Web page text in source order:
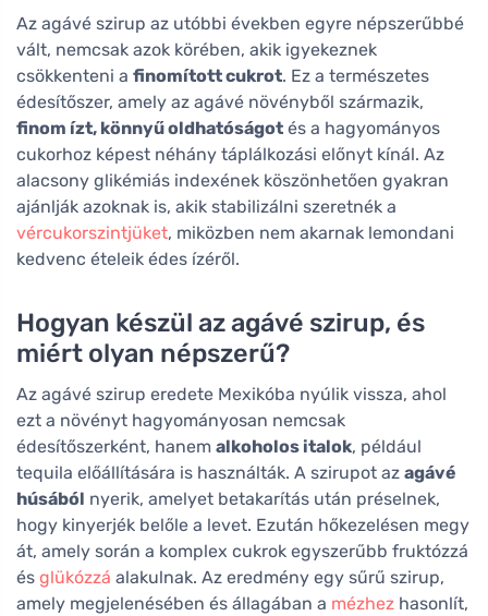
Az agávé szirup az utóbbi években egyre népszerűbbé
vált, nemcsak azok körében, akik igyekeznek
csökkenteni a finomított cukrot. Ez a természetes
édesítőszer, amely az agávé növényből származik,
finom ízt, könnyű oldhatóságot és a hagyományos
cukorhoz képest néhány táplálkozási előnyt kínál. Az
alacsony glikémiás indexének köszönhetően gyakran
ajánlják azoknak is, akik stabilizálni szeretnék a
vércukorszintjüket, miközben nem akarnak lemondani
kedvenc ételeik édes ízéről.
Hogyan készül az agávé szirup, és
miért olyan népszerű?
Az agávé szirup eredete Mexikóba nyúlik vissza, ahol
ezt a növényt hagyományosan nemcsak
édesítőszerként, hanem alkoholos italok, például
tequila előállítására is használták. A szirupot az agávé
húsából nyerik, amelyet betakarítás után préselnek,
hogy kinyerjék belőle a levet. Ezután hőkezelésen megy
át, amely során a komplex cukrok egyszerűbb fruktózzá
és glükózzá alakulnak. Az eredmény egy sűrű szirup,
amely megjelenésében és állagában a mézhez hasonlít,